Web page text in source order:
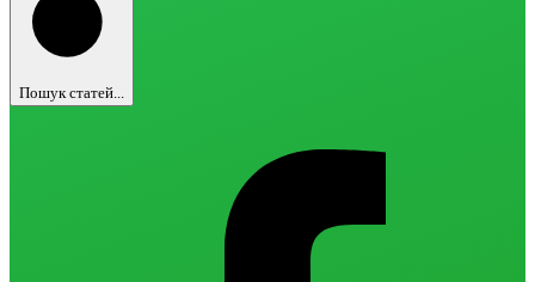
Пошук статей...